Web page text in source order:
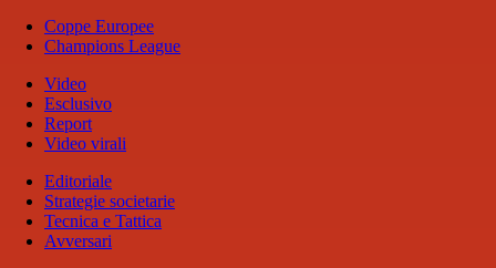
Coppe Europee
Champions League
Video
Esclusivo
Report
Video virali
Editoriale
Strategie societarie
Tecnica e Tattica
Avversari